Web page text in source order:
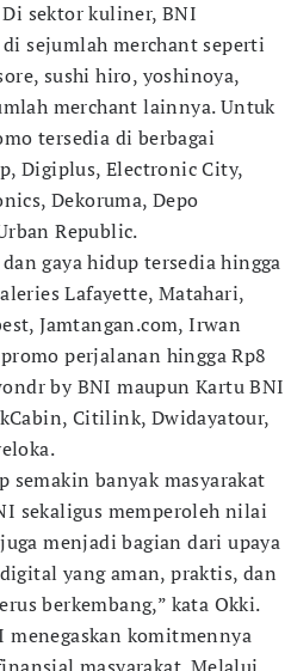
sektor kuliner, BNI
sejumlah merchant seperti
sushi hiro, yoshinoya,
merchant lainnya. Untuk
tersedia di berbagai
Digiplus, Electronic City,
Dekoruma, Depo
Republic.
gaya hidup tersedia hingga
Lafayette, Matahari,
Jamtangan.com, Irwan
perjalanan hingga Rp8
by BNI maupun Kartu BNI
Citilink, Dwidayatour,
banyak masyarakat
sekaligus memperoleh nilai
menjadi bagian dari upaya
yang aman, praktis, dan
berkembang,” kata Okki.
menegaskan komitmennya